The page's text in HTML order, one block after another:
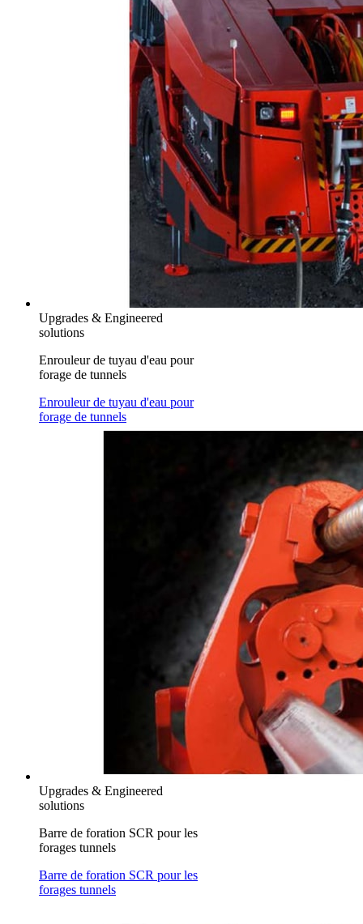
Upgrades & Engineered
solutions
Enrouleur de tuyau d'eau pour
forage de tunnels
Enrouleur de tuyau d'eau pour
forage de tunnels
Upgrades & Engineered
solutions
Barre de foration SCR pour les
forages tunnels
Barre de foration SCR pour les
forages tunnels